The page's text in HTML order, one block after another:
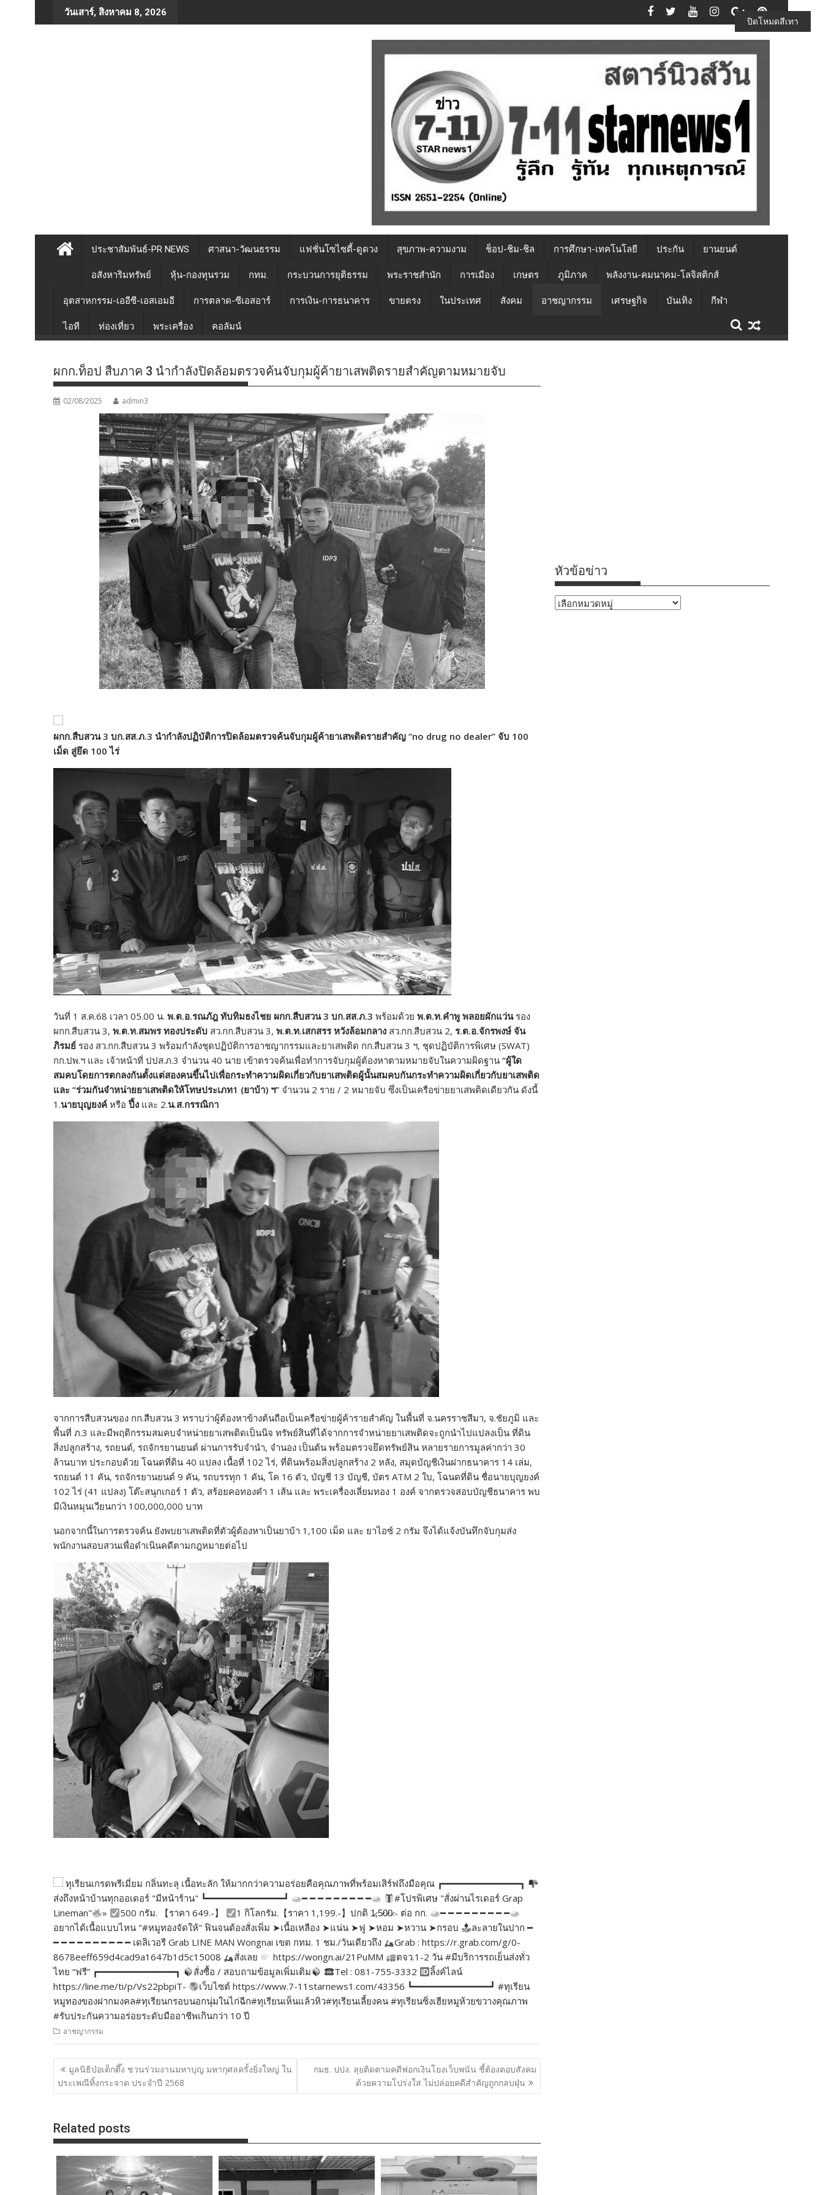
to
วันเสาร์, สิงหาคม 8, 2026
ประชาสัมพันธ์-PR NEWS ศาสนา-วัฒนธรรม แฟชั่นโซไซตี้-ดูดวง สุขภาพ-ความงาม ช็อป-ชิม-ชิล การศึกษา-เทคโนโลยี ประกัน ยานยนต์
อสังหาริมทรัพย์ หุ้น-กองทุนรวม กทม. กระบวนการยุติธรรม พระราชสำนัก การเมือง เกษตร ภูมิภาค พลังงาน-คมนาคม-โลจิสติกส์
อุตสาหกรรม-เออีซี-เอสเอมอี การตลาด-ซีเอสอาร์ การเงิน-การธนาคาร ขายตรง ในประเทศ สังคม อาชญากรรม เศรษฐกิจ บันเทิง กีฬา
ไอที ท่องเที่ยว พระเครื่อง คอลัมน์
ผกก.ท็อป สืบภาค 3 นำกำลังปิดล้อมตรวจค้นจับกุมผู้ค้ายาเสพติดรายสำคัญตามหมายจับ
02/08/2025 admin3
ผกก.สืบสวน 3 บก.สส.ภ.3 นำกำลังปฏิบัติการปิดล้อมตรวจค้นจับกุมผู้ค้ายาเสพติดรายสำคัญ “no drug no dealer” จับ 100
เม็ด สู่ยึด 100 ไร่
วันที่ 1 ส.ค.68 เวลา 05.00 น. พ.ต.อ.รณภัฎ ทับทิมธงไชย ผกก.สืบสวน 3 บก.สส.ภ.3 พร้อมด้วย พ.ต.ท.คำพู พลอยผักแว่นรอง
ผกก.สืบสวน 3, พ.ต.ท.สมพร ทองประดับ สว.กก.สืบสวน 3, พ.ต.ท.เสกสรร หวังล้อมกลาง สว.กก.สืบสวน 2, ร.ต.อ.จักรพงษ์ จัน
ภิรมย์ รอง สว.กก.สืบสวน 3 พร้อมกำลังชุดปฏิบัติการอาชญากรรมและยาเสพติด กก.สืบสวน 3 ฯ, ชุดปฏิบัติการพิเศษ (SWAT)
กก.ปพ.ฯ และ เจ้าหน้าที่ ปปส.ภ.3 จำนวน 40 นาย เข้าตรวจค้นเพื่อทำการจับกุมผู้ต้องหาตามหมายจับในความผิดฐาน “ผู้ใด
สมคบโดยการตกลงกันตั้งแต่สองคนขึ้นไปเพื่อกระทำความผิดเกี่ยวกับยาเสพติดผู้นั้นสมคบกันกระทำความผิดเกี่ยวกับยาเสพติด
และ “ร่วมกันจำหน่ายยาเสพติดให้โทษประเภท1 (ยาบ้า) ฯ” จำนวน 2 ราย / 2 หมายจับ ซึ่งเป็นเครือข่ายยาเสพติดเดียวกัน ดังนี้
1.นายบุญยงค์ หรือปึ้ง และ 2.น.ส.กรรณิกา
จากการสืบสวนของ กก.สืบสวน 3 ทราบว่าผู้ต้องหาข้างต้นถือเป็นเครือข่ายผู้ค้ารายสำคัญ ในพื้นที่ จ.นครราชสีมา, จ.ชัยภูมิ และ
พื้นที่ ภ.3 และมีพฤติกรรมสมคบจำหน่ายยาเสพติดเป็นนิจ ทรัพย์สินที่ได้จากการจำหน่ายยาเสพติดจะถูกนำไปแปลงเป็น ที่ดิน
สิ่งปลูกสร้าง, รถยนต์, รถจักรยานยนต์ ผ่านการรับจำนำ, จำนอง เป็นต้น พร้อมตรวจยึดทรัพย์สิน หลายรายการมูลค่ากว่า 30
ล้านบาท ประกอบด้วย โฉนดที่ดิน 40 แปลง เนื้อที่ 102 ไร่, ที่ดินพร้อมสิ่งปลูกสร้าง 2 หลัง, สมุดบัญชีเงินฝากธนาคาร 14 เล่ม,
รถยนต์ 11 คัน, รถจักรยานยนต์ 9 คัน, รถบรรทุก 1 คัน, โค 16 ตัว, บัญชี 13 บัญชี, บัตร ATM 2 ใบ, โฉนดที่ดิน ชื่อนายบุญยงค์
102 ไร่ (41 แปลง) โต๊ะสนุกเกอร์ 1 ตัว, สร้อยคอทองคำ 1 เส้น และ พระเครื่องเลี่ยมทอง 1 องค์ จากตรวจสอบบัญชีธนาคาร พบ
มีเงินหมุนเวียนกว่า 100,000,000 บาท
นอกจากนี้ในการตรวจค้น ยังพบยาเสพติดที่ตัวผู้ต้องหาเป็นยาบ้า 1,100 เม็ด และ ยาไอซ์ 2 กรัม จึงได้แจ้งบันทึกจับกุมส่ง
พนักงานสอบสวนเพื่อดำเนินคดีตามกฎหมายต่อไป
ทุเรียนเกรดพรีเมี่ยม กลิ่นทะลุ เนื้อทะลัก ให้มากกว่าความอร่อยคือคุณภาพที่พร้อมเสิร์ฟถึงมือคุณ ┏━━━━━━━━━━━━━━┓
ส่งถึงหน้าบ้านทุกออเดอร์ "มีหน้าร้าน" ┗━━━━━━━━━━━━━━┛
━ ━ ━ ━ ━ ━ ━ ━ ━
#โปรพิเศษ "สั่งผ่านไรเดอร์ Grap
Lineman"
» 500 กรัม. 【ราคา 649.-】 1 กิโลกรัม.【ราคา 1,199.-】ปกติ 1̷,5̷0̷0̷.- ต่อ กก.
━ ━ ━ ━ ━ ━ ━ ━ ━
อยากได้เนื้อแบบไหน "#หมูทองจัดให้" ฟินจนต้องสั่งเพิ่ม ➤เนื้อเหลือง ➤แน่น ➤ฟู ➤หอม ➤หวาน ➤กรอบ
ละลายในปาก ━
━ ━ ━ ━ ━ ━ ━ ━ ━ ━ เดลิเวอรี Grab LINE MAN Wongnai เขต กทม. 1 ชม./วันเดียวถึง
Grab : https://r.grab.com/g/0-
8678eeff659d4cad9a1647b1d5c15008
สั่งเลย https://wongn.ai/21PuMM
ตจว.1-2 วัน #มีบริการรถเย็นส่งทั่ว
ไทย “ฟรี” ┏━━━━━━━━━━━━━━┓
สั่งซื้อ / สอบถามข้อมูลเพิ่มเติม Tel : 081-755-3332
ลิ้งค์ไลน์
https://line.me/ti/p/Vs22pbpiT-
เว็บไซต์ https://www.7-11starnews1.com/43356 ┗━━━━━━━━━━━━━━┛ #ทุเรียน
หมูทองของฝากมงคล#ทุเรียนกรอบนอกนุ่มในไก่ฉีก#ทุเรียนเห็นแล้วหิว#ทุเรียนเลี้ยงคน #ทุเรียนซิ่งเฮียหมูห้วยขวางคุณภาพ
#รับประกันความอร่อยระดับมืออาชีพเกินกว่า 10 ปี
อาชญากรรม
แนะแนว
เรื่อง
มูลนิธิป่อเต็กตึ๊ง ชวนร่วมงานมหาบุญ มหากุศลครั้งยิ่งใหญ่ ใน
ประเพณีทิ้งกระจาด ประจำปี 2568
กมธ. ปปง. ลุยติดตามคดีฟอกเงินโยงเว็บพนัน ชี้ต้องตอบสังคม
ด้วยความโปร่งใส ไม่ปล่อยคดีสำคัญถูกกลบฝุ่น
Related posts
หัวข้อข่าว
หัวข้อ
ปิดโหมดสีเทา